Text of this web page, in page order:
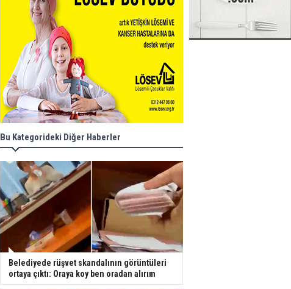
Bu Kategorideki Diğer Haberler
Belediyede rüşvet skandalının görüntüleri
ortaya çıktı: Oraya koy ben oradan alırım